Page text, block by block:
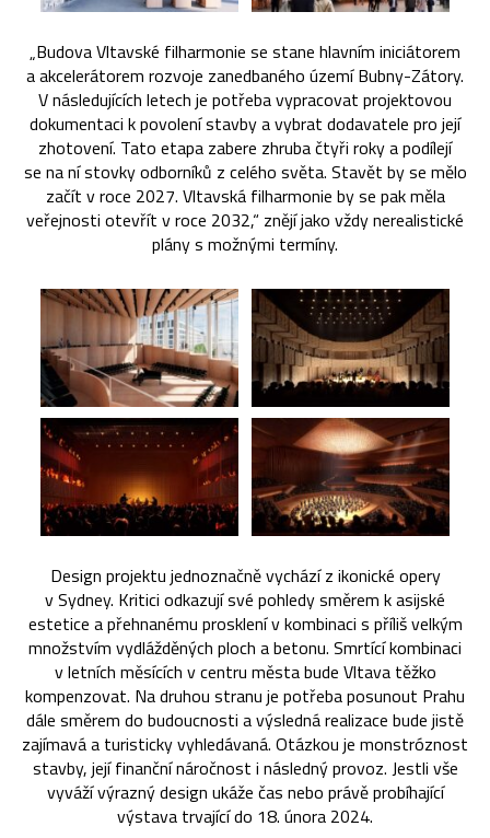
„Budova Vltavské filharmonie se stane hlavním iniciátorem
a akcelerátorem rozvoje zanedbaného území Bubny-Zátory.
V následujících letech je potřeba vypracovat projektovou
dokumentaci k povolení stavby a vybrat dodavatele pro její
zhotovení. Tato etapa zabere zhruba čtyři roky a podílejí
se na ní stovky odborníků z celého světa. Stavět by se mělo
začít v roce 2027. Vltavská filharmonie by se pak měla
veřejnosti otevřít v roce 2032,“ znějí jako vždy nerealistické
plány s možnými termíny.
Design projektu jednoznačně vychází z ikonické opery
v Sydney. Kritici odkazují své pohledy směrem k asijské
estetice a přehnanému prosklení v kombinaci s příliš velkým
množstvím vydlážděných ploch a betonu. Smrtící kombinaci
v letních měsících v centru města bude Vltava těžko
kompenzovat. Na druhou stranu je potřeba posunout Prahu
dále směrem do budoucnosti a výsledná realizace bude jistě
zajímavá a turisticky vyhledávaná. Otázkou je monstróznost
stavby, její finanční náročnost i následný provoz. Jestli vše
vyváží výrazný design ukáže čas nebo právě probíhající
výstava trvající do 18. února 2024.